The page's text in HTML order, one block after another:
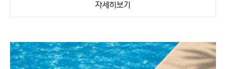
내 취향에 맞는 혜택을 직접 선택하고
혜택1.스위트 전용 패키지 주중 할인
혜택2. 2박 이상 예약 시 객실 할인
혜택3.수영장 할인
자세히보기